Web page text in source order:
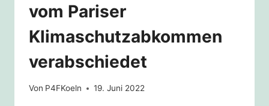
vom Pariser
Klimaschutzabkommen
verabschiedet
Von P4FKoeln 19. Juni 2022